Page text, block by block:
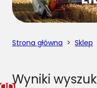
Strona główna > Sklep
Wyniki